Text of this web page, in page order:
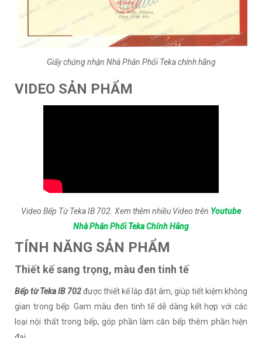
Giấy chứng nhận Nhà Phân Phối Teka chính hãng
VIDEO SẢN PHẨM
Video Bếp Từ Teka IB 702. Xem thêm nhiều Video trên Youtube
Nhà Phân Phối Teka Chính Hãng
TÍNH NĂNG SẢN PHẨM
Thiết kế sang trọng, màu đen tinh tế
Bếp từ Teka IB 702được thiết kế lắp đặt âm, giúp tiết kiệm không
gian trong bếp. Gam màu đen tinh tế dễ dàng kết hợp với các
loại nội thất trong bếp, góp phần làm căn bếp thêm phần hiện